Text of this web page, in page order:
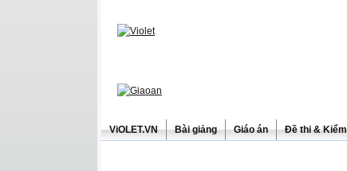
ViOLET.VN Bài giảng Giáo án Đề thi &